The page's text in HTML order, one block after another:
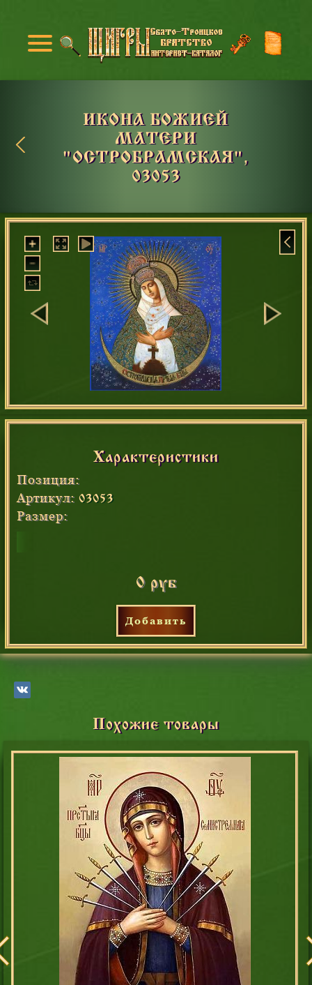
ИКОНА БОЖИЕЙ
МАТЕРИ
"ОСТРОБРАМСКАЯ",
03053
Характеристики
Позиция:
Артикул:
03053
Размер:
0 руб
Добавить
Похожие товары